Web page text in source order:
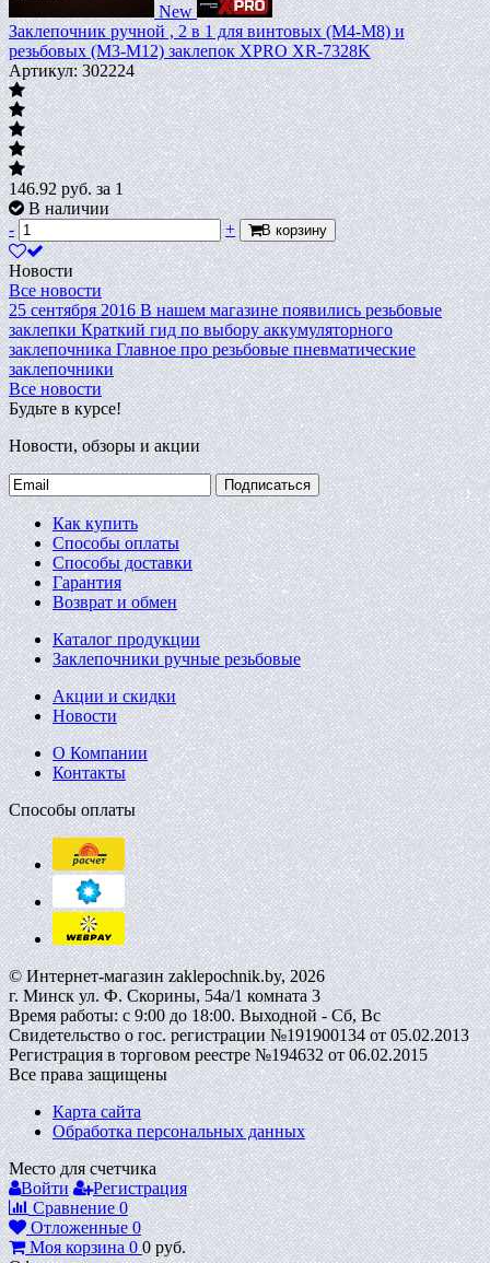
New
Заклепочник ручной , 2 в 1 для винтовых (М4-М8) и
резьбовых (М3-М12) заклепок XPRO XR-7328K
Артикул: 302224
146.92руб.за 1
В наличии
-
+ В корзину
Новости
Все новости
25 сентября 2016 В нашем магазине появились резьбовые
заклепки Краткий гид по выбору аккумуляторного
заклепочника Главное про резьбовые пневматические
заклепочники
Все новости
Будьте в курсе!
Новости, обзоры и акции
Подписаться
Как купить
Способы оплаты
Способы доставки
Гарантия
Возврат и обмен
Каталог продукции
Заклепочники ручные резьбовые
Акции и скидки
Новости
О Компании
Контакты
Способы оплаты
© Интернет-магазин zaklepochnik.by, 2026
г. Минск ул. Ф. Скорины, 54а/1 комната 3
Время работы: с 9:00 до 18:00. Выходной - Сб, Вс
Свидетельство о гос. регистрации №191900134 от 05.02.2013
Регистрация в торговом реестре №194632 от 06.02.2015
Все права защищены
Карта сайта
Обработка персональных данных
Место для счетчика
Войти
Регистрация
Сравнение 0
Отложенные 0
Моя корзина 0 0 руб.